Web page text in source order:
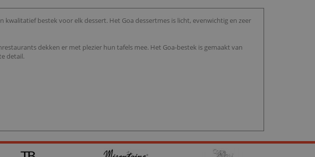
bestek voor elk dessert. Het Goa dessertmes is licht, evenwichtig en zeer
dekken er met plezier hun tafels mee. Het Goa-bestek is gemaakt van
detail.